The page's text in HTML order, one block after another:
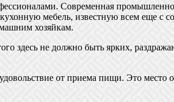
Современная
мебель, известную всем еще с
хозяйкам.
здесь не должно быть ярких,
от приема пищи. Это